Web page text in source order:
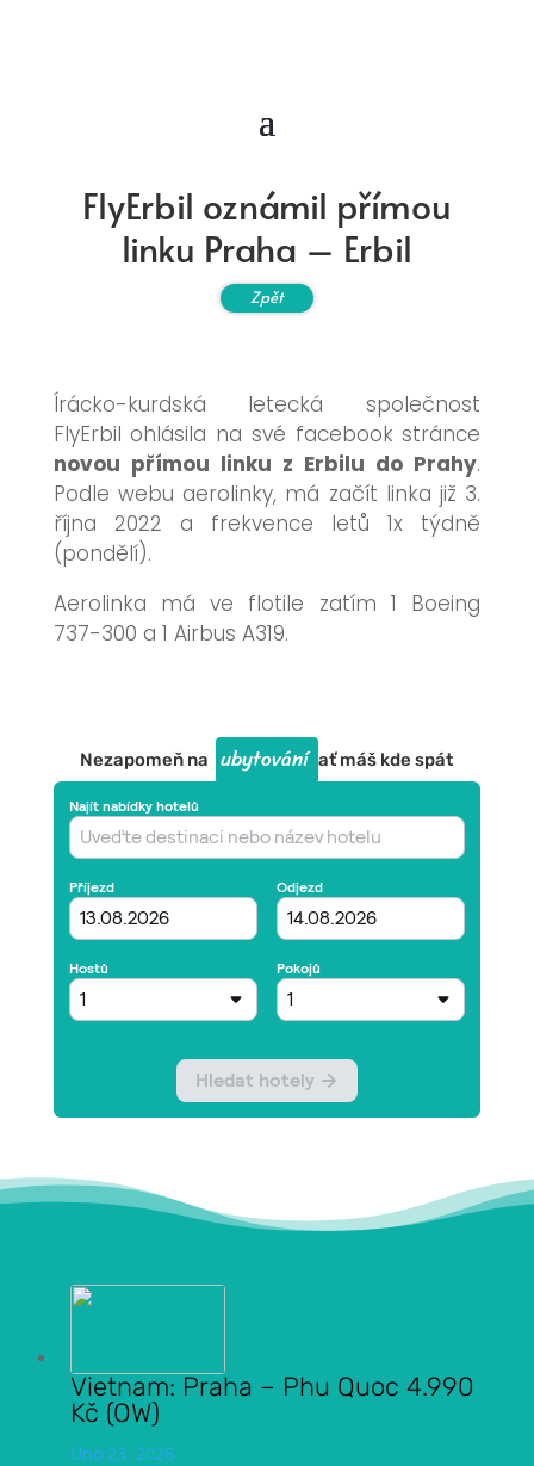
FlyErbil oznámil přímou
linku Praha – Erbil
Zpět
Írácko-kurdská letecká společnost
FlyErbil ohlásila na své facebook stránce
novou přímou linku z Erbilu do Prahy.
Podle webu aerolinky, má začít linka již 3.
října 2022 a frekvence letů 1x týdně
(pondělí).
Aerolinka má ve flotile zatím 1 Boeing
737-300 a 1 Airbus A319.
Nezapomeň na ubytování ať máš kde spát
Vietnam: Praha – Phu Quoc 4.990
Kč (OW)
Úno 23, 2026